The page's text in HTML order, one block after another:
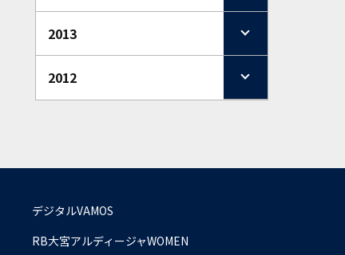
2013
2012
デジタルVAMOS
RB大宮アルディージャWOMEN